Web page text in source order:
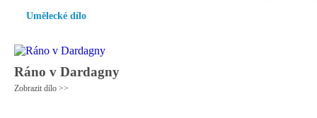
Umělecké dílo
Ráno v Dardagny
Zobrazit dílo >>